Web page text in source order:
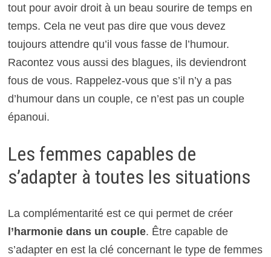
tout pour avoir droit à un beau sourire de temps en
temps. Cela ne veut pas dire que vous devez
toujours attendre qu’il vous fasse de l’humour.
Racontez vous aussi des blagues, ils deviendront
fous de vous. Rappelez-vous que s’il n’y a pas
d’humour dans un couple, ce n’est pas un couple
épanoui.
Les femmes capables de
s’adapter à toutes les situations
La complémentarité est ce qui permet de créer
l’harmonie dans un couple. Être capable de
s’adapter en est la clé concernant le type de femmes